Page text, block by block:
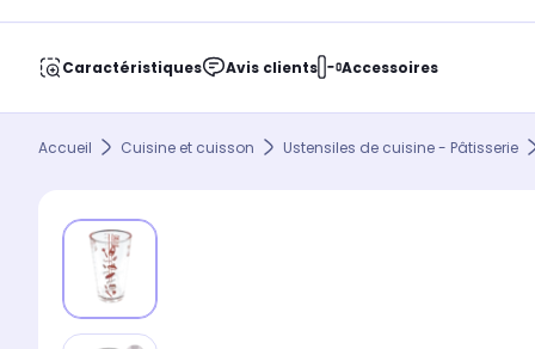
Caractéristiques Avis clients Accessoires
Accueil Cuisine et cuisson Ustensiles de cuisine - Pâtisserie